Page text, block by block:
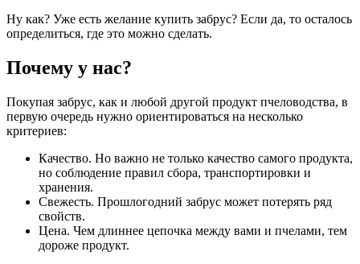
Ну как? Уже есть желание купить забрус? Если да, то осталось
определиться, где это можно сделать.
Почему у нас?
Покупая забрус, как и любой другой продукт пчеловодства, в
первую очередь нужно ориентироваться на несколько
критериев:
Качество. Но важно не только качество самого продукта,
но соблюдение правил сбора, транспортировки и
хранения.
Свежесть. Прошлогодний забрус может потерять ряд
свойств.
Цена. Чем длиннее цепочка между вами и пчелами, тем
дороже продукт.